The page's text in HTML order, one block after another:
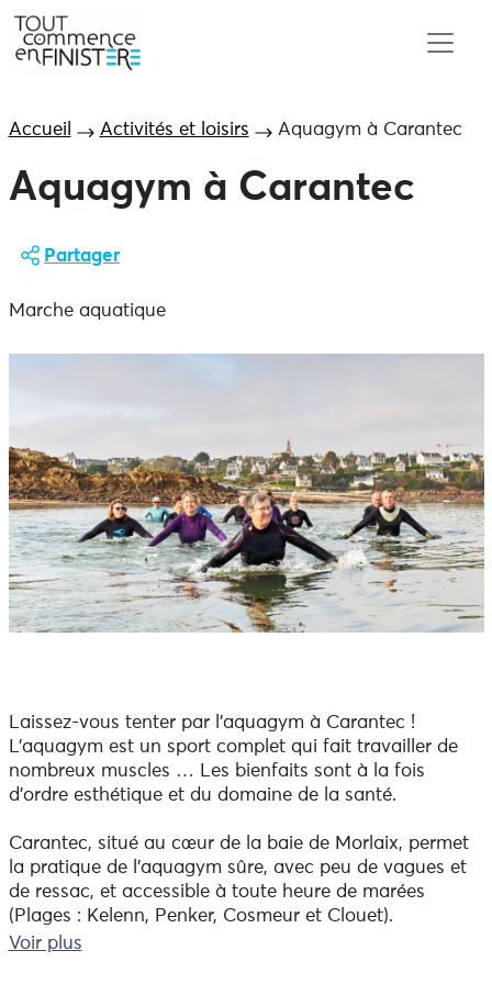
Accueil Activités et loisirs Aquagym à Carantec
Aquagym à Carantec
Partager
Marche aquatique
Laissez-vous tenter par l'aquagym à Carantec !
L’aquagym est un sport complet qui fait travailler de
nombreux muscles … Les bienfaits sont à la fois
d’ordre esthétique et du domaine de la santé.
Carantec, situé au cœur de la baie de Morlaix, permet
la pratique de l'aquagym sûre, avec peu de vagues et
de ressac, et accessible à toute heure de marées
(Plages : Kelenn, Penker, Cosmeur et Clouet).
Voir plus